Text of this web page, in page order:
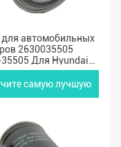
автомобильных
2630035505
Для Hyundai
самую лучшую